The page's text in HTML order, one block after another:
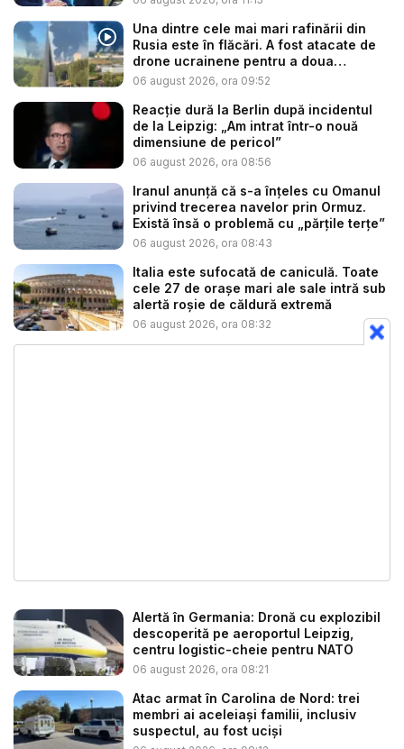
Una dintre cele mai mari rafinării din
Rusia este în flăcări. A fost atacate de
drone ucrainene pentru a doua
noapte...
06 august 2026, ora 09:52
Reacție dură la Berlin după incidentul
de la Leipzig: „Am intrat într-o nouă
dimensiune de pericol”
06 august 2026, ora 08:56
Iranul anunță că s-a înțeles cu Omanul
privind trecerea navelor prin Ormuz.
Există însă o problemă cu „părțile terțe”
06 august 2026, ora 08:43
Italia este sufocată de caniculă. Toate
cele 27 de oraşe mari ale sale intră sub
alertă roșie de căldură extremă
06 august 2026, ora 08:32
Alertă în Germania: Dronă cu explozibil
descoperită pe aeroportul Leipzig,
centru logistic-cheie pentru NATO
06 august 2026, ora 08:21
Atac armat în Carolina de Nord: trei
membri ai aceleiași familii, inclusiv
suspectul, au fost uciși